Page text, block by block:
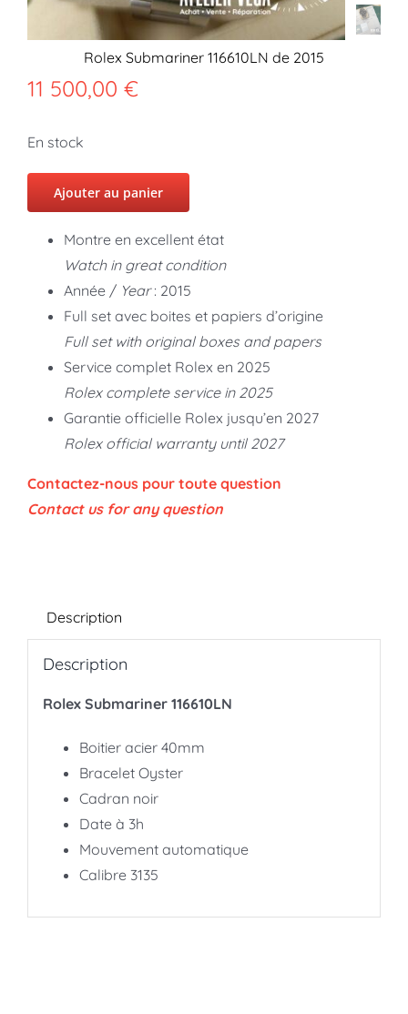
Rolex Submariner 116610LN de 2015
11 500,00 €
En stock
Ajouter au panier
Montre en excellent état
Watch in great condition
Année / Year: 2015
Full set avec boites et papiers d’origine
Full set with original boxes and papers
Service complet Rolex en 2025
Rolex complete service in 2025
Garantie officielle Rolex jusqu’en 2027
Rolex official warranty until 2027
Contactez-nous pour toute question
Contact us for any question
Description
Description
Rolex Submariner 116610LN
Boitier acier 40mm
Bracelet Oyster
Cadran noir
Date à 3h
Mouvement automatique
Calibre 3135